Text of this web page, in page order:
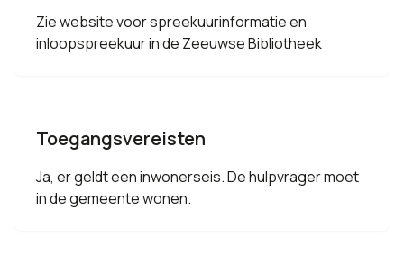
Zie website voor spreekuurinformatie en
inloopspreekuur in de Zeeuwse Bibliotheek
Toegangsvereisten
Ja, er geldt een inwonerseis. De hulpvrager moet
in de gemeente wonen.